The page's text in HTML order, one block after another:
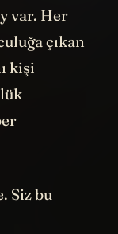
var. Her
çıkan
kişi
Siz bu